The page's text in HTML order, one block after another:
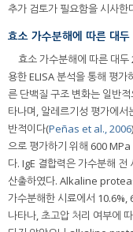
추가 검토가 필요함을 시사한
효소 가수분해에 따른 대
효소 가수분해에 따른 대
용한 ELISA 분석을 통해 평가
른 단백질 구조 변화는 일반
타나며, 알레르기성 평가에
반적이다(Peñas et al., 2006
으로 평가하기 위해 600
다. IgE 결합력은 가수분해
산출하였다. Alkaline
가수분해한 시료에서
나타나, 초고압 처리 여부에